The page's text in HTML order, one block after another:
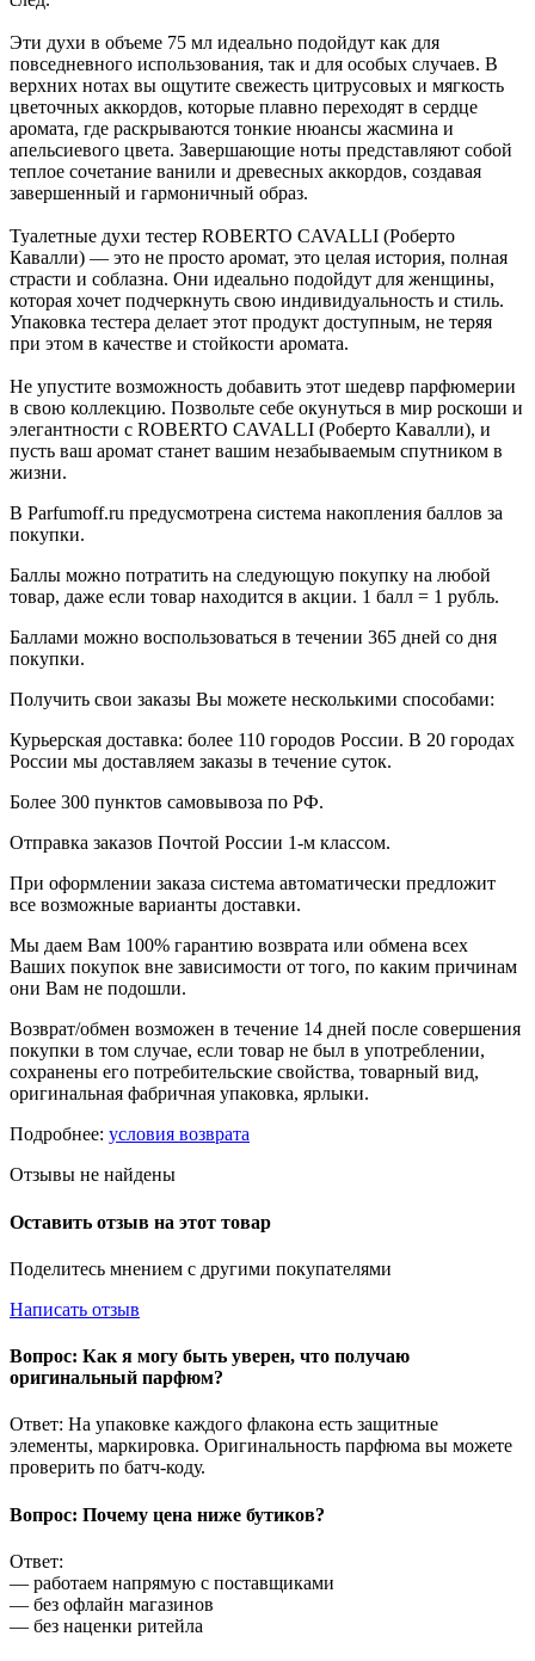
Эти духи в объеме 75 мл идеально подойдут как для
повседневного использования, так и для особых случаев. В
верхних нотах вы ощутите свежесть цитрусовых и мягкость
цветочных аккордов, которые плавно переходят в сердце
аромата, где раскрываются тонкие нюансы жасмина и
апельсиевого цвета. Завершающие ноты представляют собой
теплое сочетание ванили и древесных аккордов, создавая
завершенный и гармоничный образ.
Туалетные духи тестер ROBERTO CAVALLI (Роберто
Кавалли) — это не просто аромат, это целая история, полная
страсти и соблазна. Они идеально подойдут для женщины,
которая хочет подчеркнуть свою индивидуальность и стиль.
Упаковка тестера делает этот продукт доступным, не теряя
при этом в качестве и стойкости аромата.
Не упустите возможность добавить этот шедевр парфюмерии
в свою коллекцию. Позвольте себе окунуться в мир роскоши и
элегантности с ROBERTO CAVALLI (Роберто Кавалли), и
пусть ваш аромат станет вашим незабываемым спутником в
жизни.
В Parfumoff.ru предусмотрена система накопления баллов за
покупки.
Баллы можно потратить на следующую покупку на любой
товар, даже если товар находится в акции. 1 балл = 1 рубль.
Баллами можно воспользоваться в течении 365 дней со дня
покупки.
Получить свои заказы Вы можете несколькими способами:
Курьерская доставка: более 110 городов России. В 20 городах
России мы доставляем заказы в течение суток.
Более 300 пунктов самовывоза по РФ.
Отправка заказов Почтой России 1-м классом.
При оформлении заказа система автоматически предложит
все возможные варианты доставки.
Мы даем Вам 100% гарантию возврата или обмена всех
Ваших покупок вне зависимости от того, по каким причинам
они Вам не подошли.
Возврат/обмен возможен в течение 14 дней после совершения
покупки в том случае, если товар не был в употреблении,
сохранены его потребительские свойства, товарный вид,
оригинальная фабричная упаковка, ярлыки.
Подробнее: условия возврата
Отзывы не найдены
Оставить отзыв на этот товар
Поделитесь мнением с другими покупателями
Написать отзыв
Вопрос: Как я могу быть уверен, что получаю
оригинальный парфюм?
Ответ: На упаковке каждого флакона есть защитные
элементы, маркировка. Оригинальность парфюма вы можете
проверить по батч-коду.
Вопрос: Почему цена ниже бутиков?
Ответ:
— работаем напрямую с поставщиками
— без офлайн магазинов
— без наценки ритейла